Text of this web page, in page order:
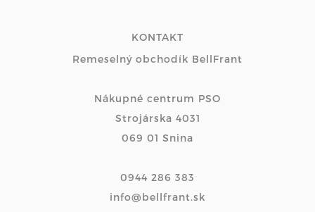
KONTAKT
Remeselný obchodík BellFrant
Nákupné centrum PSO
Strojárska 4031
069 01 Snina
0944 286 383
info@bellfrant.sk